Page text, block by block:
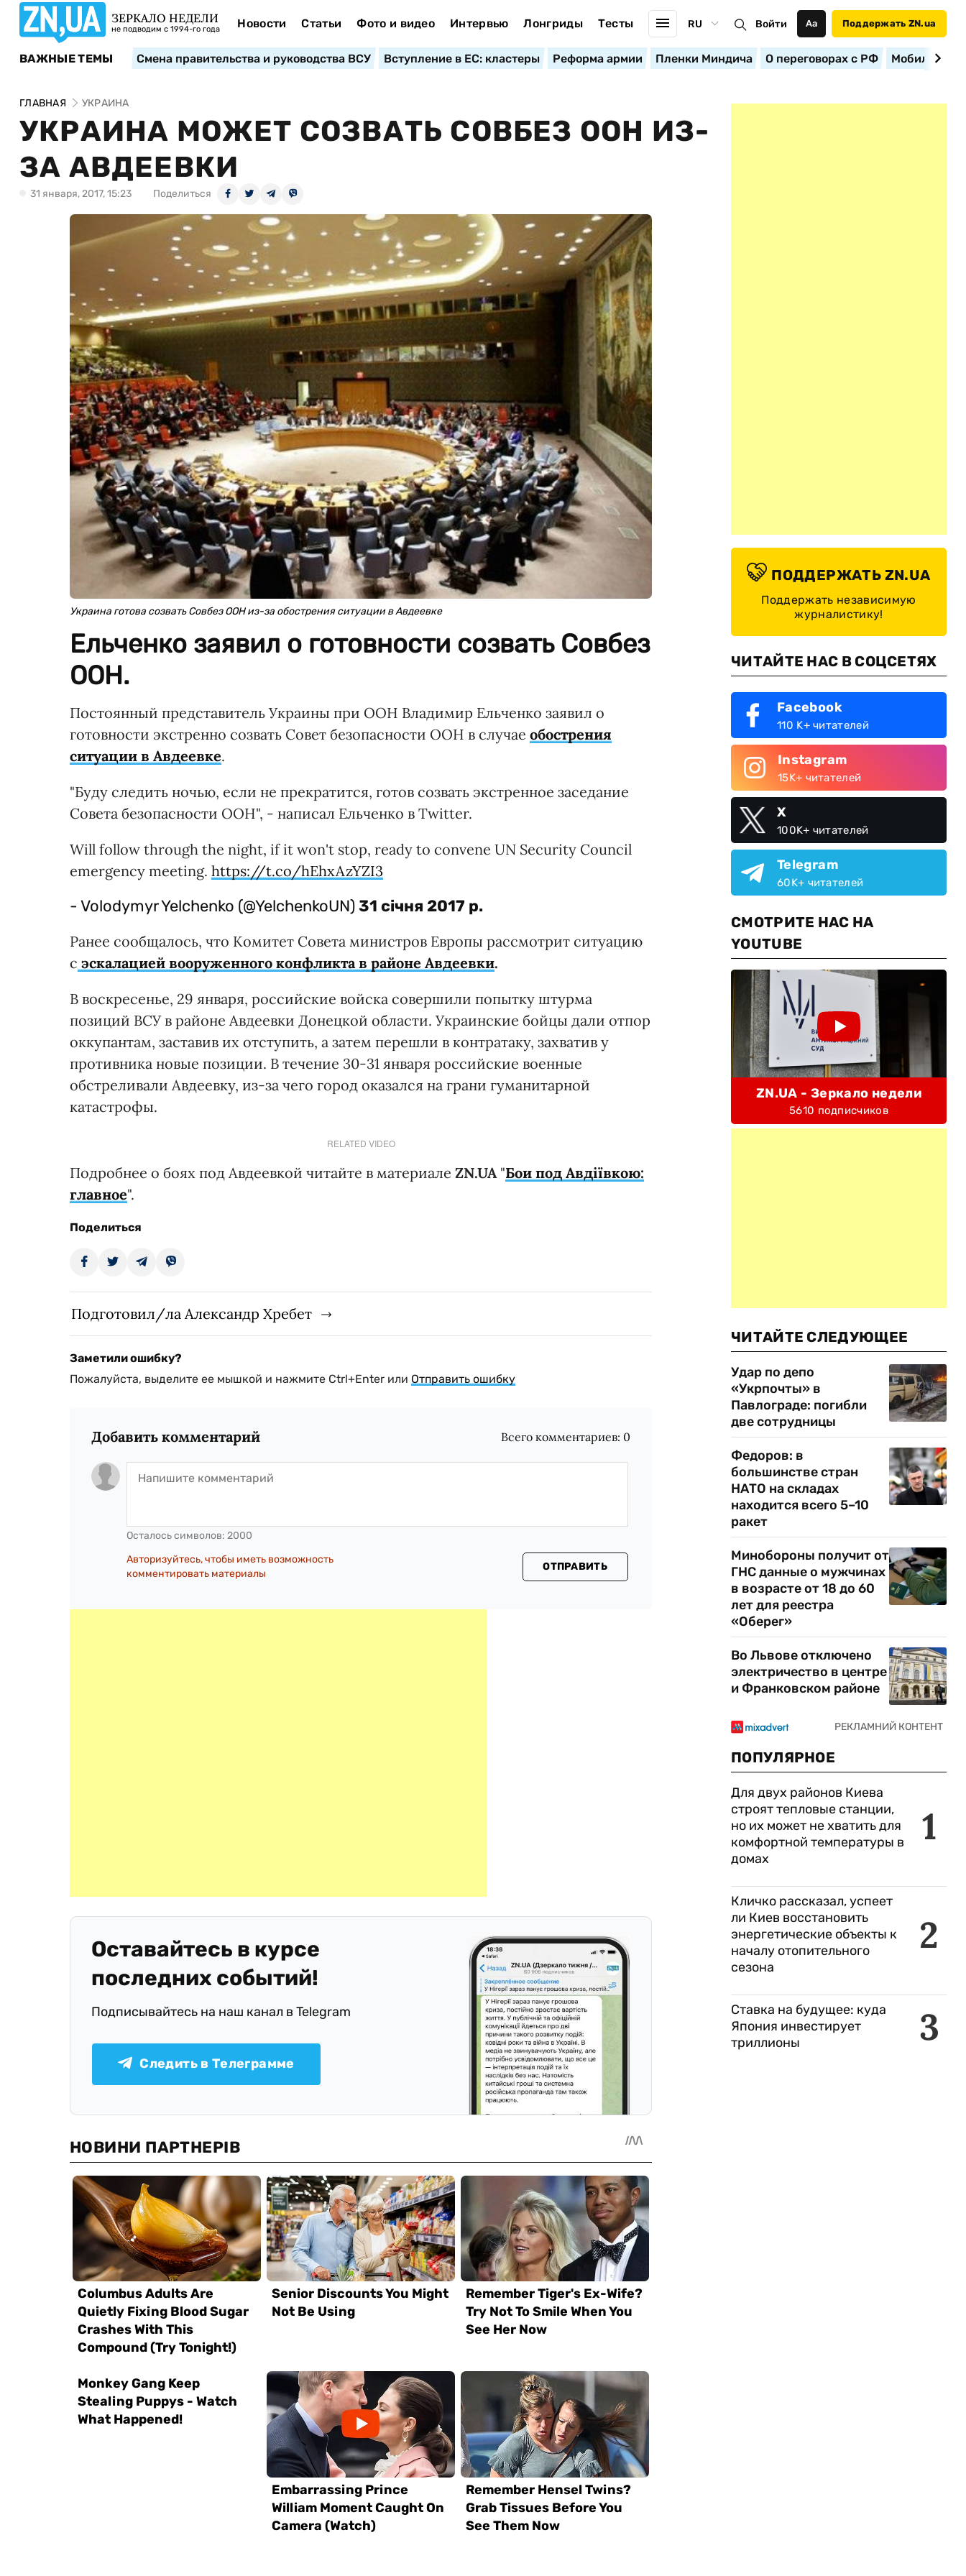
ЗЕРКАЛО НЕДЕЛИ
не подводим с 1994-го года Новости Статьи Фото и видео Интервью Лонгриды Тесты RU Войти Аа Поддержать ZN.ua
ВАЖНЫЕ ТЕМЫ Смена правительства и руководства ВСУ Вступление в ЕС: кластеры Реформа армии Пленки Миндича О переговорах с РФ
ГЛАВНАЯ УКРАИНА
УКРАИНА МОЖЕТ СОЗВАТЬ СОВБЕЗ ООН ИЗ-
ЗА АВДЕЕВКИ
31 января, 2017, 15:23 Поделиться
Украина готова созвать Совбез ООН из-за обострения ситуации в Авдеевке
Ельченко заявил о готовности созвать Совбез
ООН.
Постоянный представитель Украины при ООН Владимир Ельченко заявил о
готовности экстренно созвать Совет безопасности ООН в случае обострения
ситуации в Авдеевке.
"Буду следить ночью, если не прекратится, готов созвать экстренное заседание
Совета безопасности ООН", - написал Ельченко в Twitter.
Will follow through the night, if it won't stop, ready to convene UN Security Council
emergency meeting. https://t.co/hEhxAzYZI3
- Volodymyr Yelchenko (@YelchenkoUN)31 січня 2017 р.
Ранее сообщалось, что Комитет Совета министров Европы рассмотрит ситуацию
с эскалацией вооруженного конфликта в районе Авдеевки.
В воскресенье, 29 января, российские войска совершили попытку штурма
позиций ВСУ в районе Авдеевки Донецкой области. Украинские бойцы дали отпор
оккупантам, заставив их отступить, а затем перешли в контратаку, захватив у
противника новые позиции. В течение 30-31 января российские военные
обстреливали Авдеевку, из-за чего город оказался на грани гуманитарной
катастрофы.
RELATED VIDEO
Подробнее о боях под Авдеевкой читайте в материале ZN.UA"Бои под Авдіївкою:
главное".
Поделиться
Подготовил/ла Александр Хребет
Заметили ошибку?
Пожалуйста, выделите ее мышкой и нажмите Ctrl+Enter или Отправить ошибку
Добавить комментарий Всего комментариев: 0
Осталось символов: 2000
Авторизуйтесь, чтобы иметь возможность
комментировать материалы
ОТПРАВИТЬ
Оставайтесь в курсе
последних событий!
Подписывайтесь на наш канал в Telegram
Следить в Телеграмме
ПОДДЕРЖАТЬ ZN.UA
Поддержать независимую
журналистику!
ЧИТАЙТЕ НАС В СОЦСЕТЯХ
Facebook
110 K+ читателей
Instagram
15K+ читателей
X
100K+ читателей
Telegram
60K+ читателей
СМОТРИТЕ НАС НА
YOUTUBE
ZN.UA - Зеркало недели
5610 подписчиков
ЧИТАЙТЕ СЛЕДУЮЩЕЕ
Удар по депо
«Укрпочты» в
Павлограде: погибли
две сотрудницы
Федоров: в
большинстве стран
НАТО на складах
находится всего 5–10
ракет
Минобороны получит от
ГНС данные о мужчинах
в возрасте от 18 до 60
лет для реестра
«Оберег»
Во Львове отключено
электричество в центре
и Франковском районе
ПОПУЛЯРНОЕ
1
Для двух районов Киева
строят тепловые станции,
но их может не хватить для
комфортной температуры в
домах
2
Кличко рассказал, успеет
ли Киев восстановить
энергетические объекты к
началу отопительного
сезона
3
Ставка на будущее: куда
Япония инвестирует
триллионы